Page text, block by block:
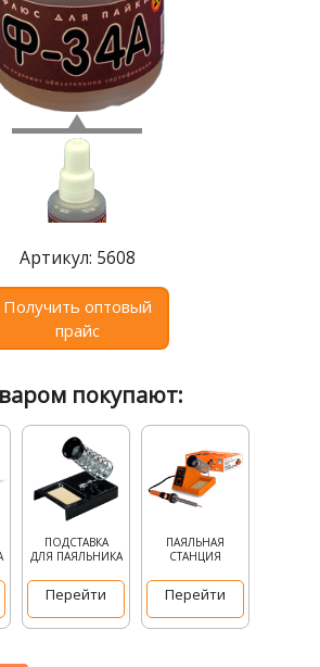
Артикул: 5608
Получить оптовый
прайс
покупают:
ПОДСТАВКА
ДЛЯ ПАЯЛЬНИКА
Перейти
ПАЯЛЬНАЯ
СТАНЦИЯ
Перейти